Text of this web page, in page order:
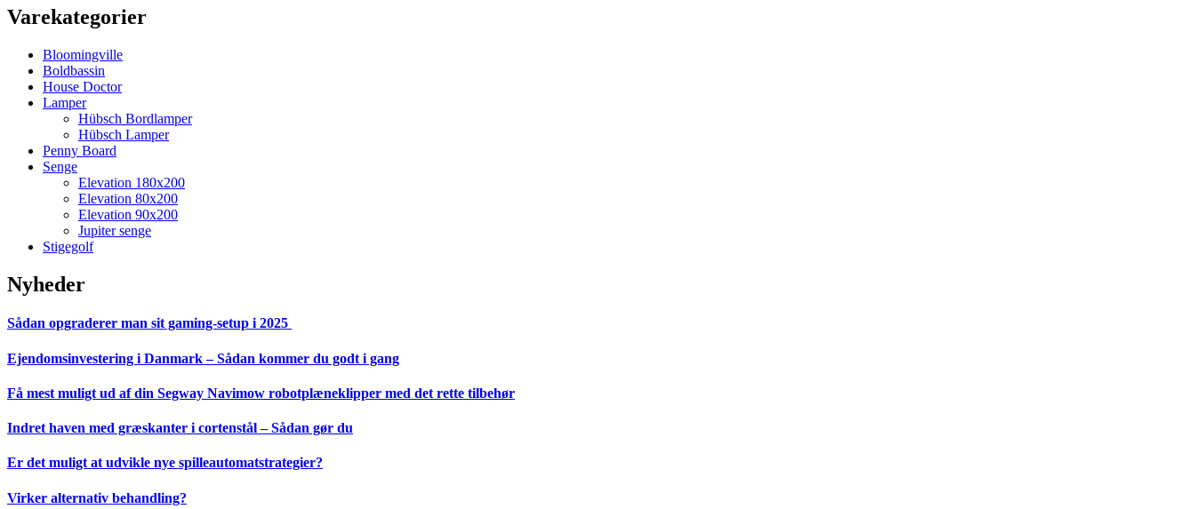
Varekategorier
Bloomingville
Boldbassin
House Doctor
Lamper
Hübsch Bordlamper
Hübsch Lamper
Penny Board
Senge
Elevation 180x200
Elevation 80x200
Elevation 90x200
Jupiter senge
Stigegolf
Nyheder
Sådan opgraderer man sit gaming-setup i 2025
Ejendomsinvestering i Danmark – Sådan kommer du godt i gang
Få mest muligt ud af din Segway Navimow robotplæneklipper med det rette tilbehør
Indret haven med græskanter i cortenstål – Sådan gør du
Er det muligt at udvikle nye spilleautomatstrategier?
Virker alternativ behandling?